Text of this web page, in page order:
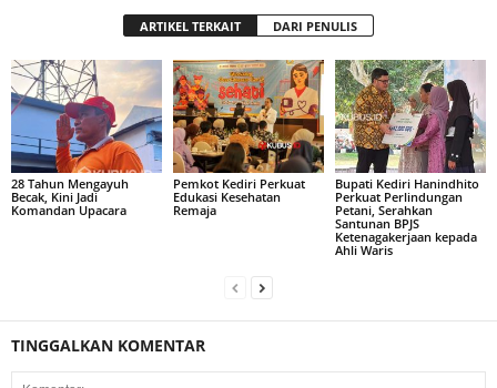
ARTIKEL TERKAIT DARI PENULIS
28 Tahun Mengayuh
Becak, Kini Jadi
Komandan Upacara
Pemkot Kediri Perkuat
Edukasi Kesehatan
Remaja
Bupati Kediri Hanindhito
Perkuat Perlindungan
Petani, Serahkan
Santunan BPJS
Ketenagakerjaan kepada
Ahli Waris
TINGGALKAN KOMENTAR